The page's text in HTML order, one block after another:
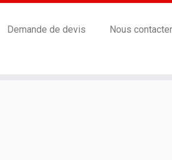
Demande de devis Nous contacter